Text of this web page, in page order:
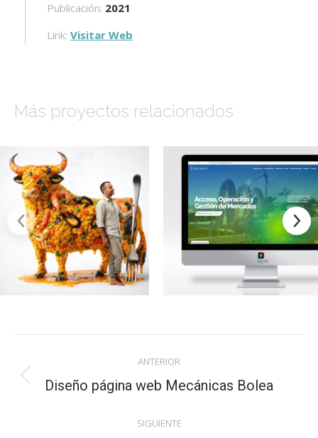
Publicación: 2021
Link: Visitar Web
Más proyectos relacionados
Navegación
entre
ANTERIOR
Proyecto
Diseño página web Mecánicas Bolea
SIGUIENTE